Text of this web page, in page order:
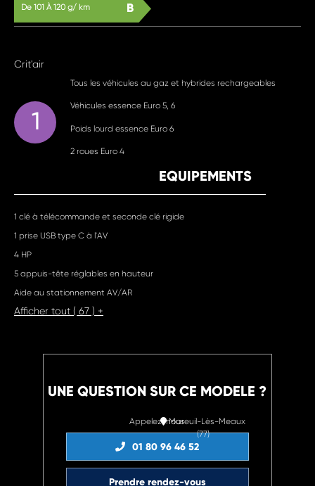
De 101 À 120 g/ km B
Crit'air
1
Tous les véhicules au gaz et hybrides rechargeables
Véhicules essence Euro 5, 6
Poids lourd essence Euro 6
2 roues Euro 4
EQUIPEMENTS
1 clé à télécommande et seconde clé rigide
1 prise USB type C à l'AV
4 HP
5 appuis-tête réglables en hauteur
Aide au stationnement AV/AR
Afficher tout ( 67 ) +
UNE QUESTION SUR CE MODELE ?
Appelez-nous
01 80 96 46 52
Mareuil-Lès-Meaux
(77)
Prendre rendez-vous